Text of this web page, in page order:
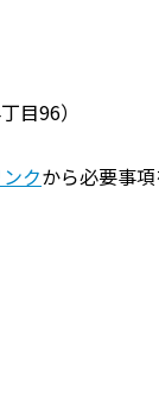
96）
ンクから必要事項